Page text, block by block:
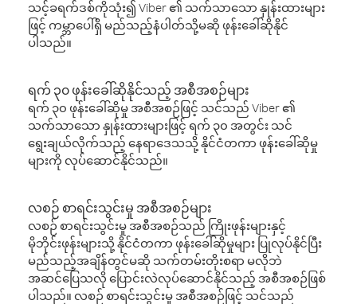
သင့်ခရက်ဒစ်ကိုသုံး၍ Viber ၏ သက်သာသော နှုန်းထားများ
ဖြင့် ကမ္ဘာပေါ်ရှိ မည်သည့်နံပါတ်သို့မဆို ဖုန်းခေါ်ဆိုနိုင်
ပါသည်။
ရက် ၃၀ ဖုန်းခေါ်ဆိုနိုင်သည့် အစီအစဉ်များ
ရက် ၃၀ ဖုန်းခေါ်ဆိုမှု အစီအစဉ်ဖြင့် သင်သည် Viber ၏
သက်သာသော နှုန်းထားများဖြင့် ရက် ၃၀ အတွင်း သင်
ရွေးချယ်လိုက်သည့် နေရာဒေသသို့ နိုင်ငံတကာ ဖုန်းခေါ်ဆိုမှု
များကို လုပ်ဆောင်နိုင်သည်။
လစဉ် စာရင်းသွင်းမှု အစီအစဉ်များ
လစဉ် စာရင်းသွင်းမှု အစီအစဉ်သည် ကြိုးဖုန်းများနှင့်
မိုဘိုင်းဖုန်းများသို့ နိုင်ငံတကာ ဖုန်းခေါ်ဆိုမှုများ ပြုလုပ်နိုင်ပြီး
မည်သည့်အချိန်တွင်မဆို သက်တမ်းတိုးစရာ မလိုဘဲ
အဆင်ပြေသလို ပြောင်းလဲလုပ်ဆောင်နိုင်သည့် အစီအစဉ်ဖြစ်
ပါသည်။ လစဉ် စာရင်းသွင်းမှု အစီအစဉ်ဖြင့် သင်သည်